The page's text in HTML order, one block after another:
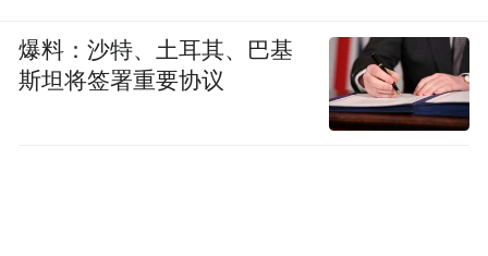
爆料：沙特、土耳其、巴基
斯坦将签署重要协议